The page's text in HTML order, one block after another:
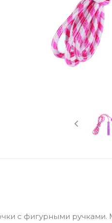
с фигурными ручками.